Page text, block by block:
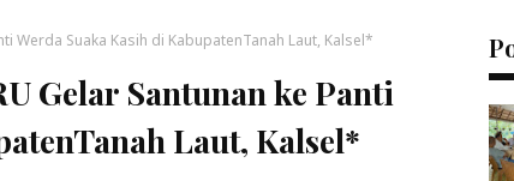
Werda Suaka Kasih di KabupatenTanah Laut, Kalsel*
Gelar Santunan ke Panti
Laut, Kalsel*